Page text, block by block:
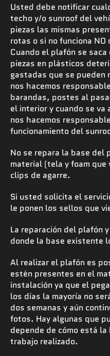
Usted debe notificar
techo y/o sunroof del
piezas las mismas
rotas o si no funciona
Cuando el plafón se
piezas en plásticos
gastadas que se pueden
nos hacemos
barandas, postes al
el interior y cuando se va
nos hacemos
funcionamiento del
No se repara la base del
material (tela y foam
clips de agarre.
Si usted solicita el
le ponen los sellos que
La reparación del plafón
donde la base existente
Al realizar el plafón es
estén presentes en el
instalación ya que el
los días la mayoría no
dos semanas y aún
fotos. Hay algunas que
depende de cómo está
trabajo realizado.